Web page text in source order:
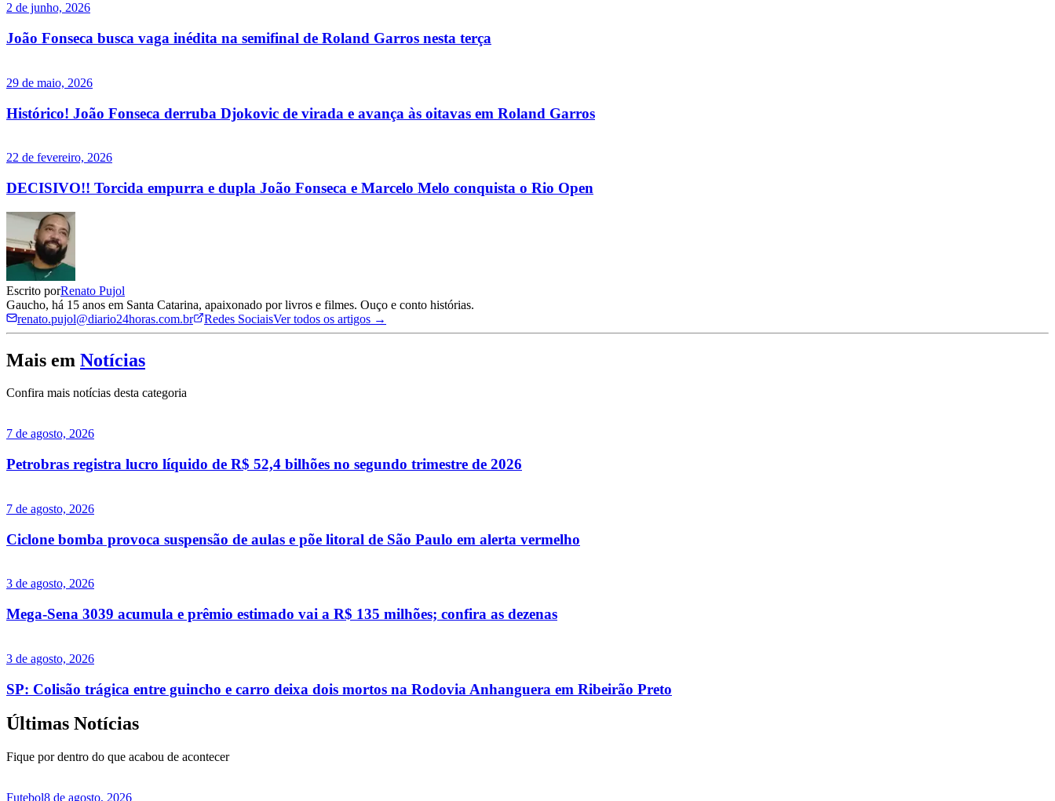
2 de junho, 2026
João Fonseca busca vaga inédita na semifinal de Roland Garros nesta terça
29 de maio, 2026
Histórico! João Fonseca derruba Djokovic de virada e avança às oitavas em Roland Garros
22 de fevereiro, 2026
DECISIVO!! Torcida empurra e dupla João Fonseca e Marcelo Melo conquista o Rio Open
Escrito porRenato Pujol
Gaucho, há 15 anos em Santa Catarina, apaixonado por livros e filmes. Ouço e conto histórias.
renato.pujol@diario24horas.com.br
Redes SociaisVer todos os artigos →
Mais em Notícias
Confira mais notícias desta categoria
7 de agosto, 2026
Petrobras registra lucro líquido de R$ 52,4 bilhões no segundo trimestre de 2026
7 de agosto, 2026
Ciclone bomba provoca suspensão de aulas e põe litoral de São Paulo em alerta vermelho
3 de agosto, 2026
Mega-Sena 3039 acumula e prêmio estimado vai a R$ 135 milhões; confira as dezenas
3 de agosto, 2026
SP: Colisão trágica entre guincho e carro deixa dois mortos na Rodovia Anhanguera em Ribeirão Preto
Últimas Notícias
Fique por dentro do que acabou de acontecer
Futebol8 de agosto, 2026